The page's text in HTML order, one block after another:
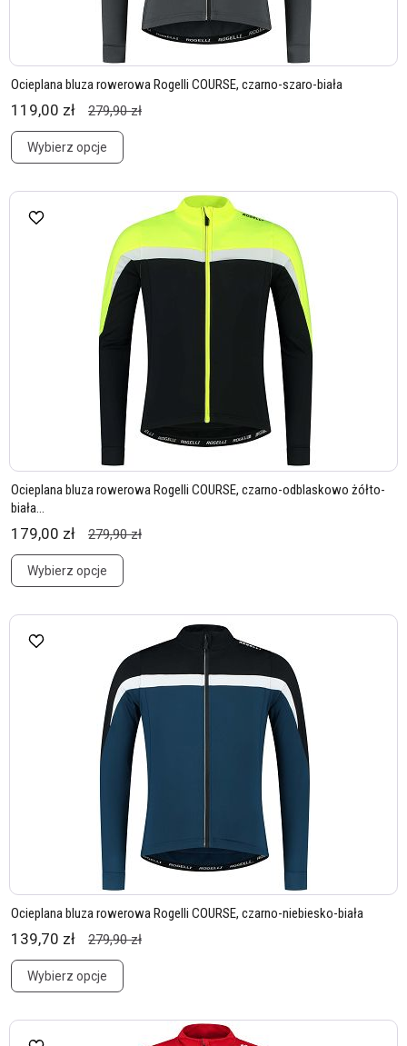
Ocieplana bluza rowerowa Rogelli COURSE, czarno-szaro-biała
119,00 zł 279,90 zł
Wybierz opcje
Ocieplana bluza rowerowa Rogelli COURSE, czarno-odblaskowo żółto-
biała...
179,00 zł 279,90 zł
Wybierz opcje
Ocieplana bluza rowerowa Rogelli COURSE, czarno-niebiesko-biała
139,70 zł 279,90 zł
Wybierz opcje